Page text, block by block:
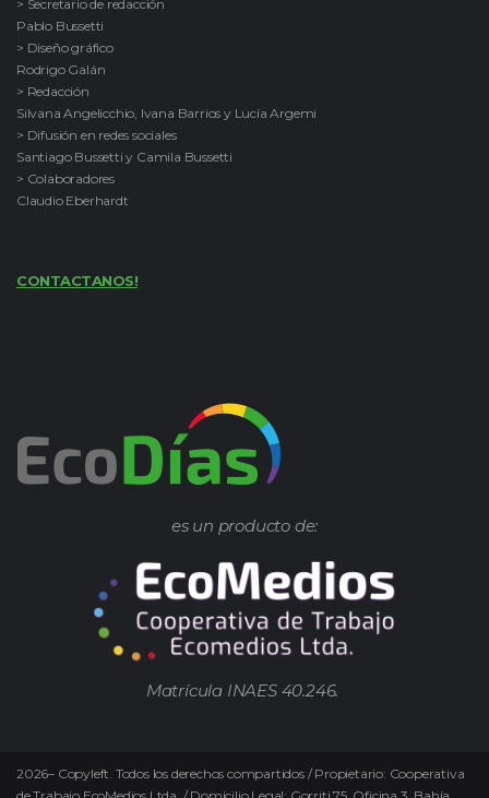
> Secretario de redacción
Pablo Bussetti
> Diseño gráfico
Rodrigo Galán
> Redacción
Silvana Angelicchio, Ivana Barrios y Lucía Argemi
> Difusión en redes sociales
Santiago Bussetti y Camila Bussetti
> Colaboradores
Claudio Eberhardt
CONTACTANOS!
es un producto de:
Matrícula INAES 40.246.
2026– Copyleft. Todos los derechos compartidos / Propietario: Cooperativa